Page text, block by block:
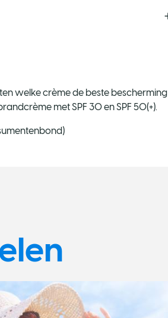
welke crème de beste bescherming
met SPF 30 en SPF 50(+).